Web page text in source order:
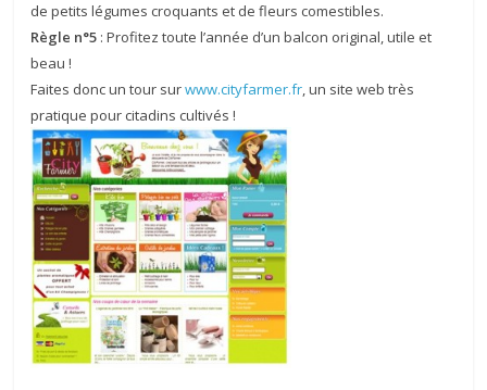
de petits légumes croquants et de fleurs comestibles.
Règle n°5 : Profitez toute l’année d’un balcon original, utile et
beau !
Faites donc un tour surwww.cityfarmer.fr, un site web très
pratique pour citadins cultivés !